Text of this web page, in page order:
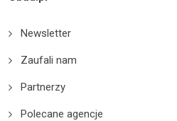
Newsletter
Zaufali nam
Partnerzy
Polecane agencje